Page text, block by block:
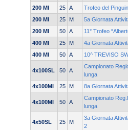
200 MI
25 A
Trofeo del
200 MI
25 M
5a Giornata
200 MI
50 A
11° Trofeo
400 MI
25 M
4a Giornata
400 MI
50 A 10^ TREVISO
4x100SL 50 A
Campionato
lunga
4x100MI
25 M 8a Giornata
4x100MI 50 A
Campionato
lunga
4x50SL 25 M
3a Giornata
2